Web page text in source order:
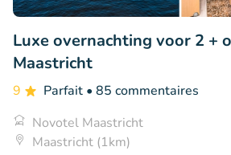
Luxe overnachting voor 2 +
Maastricht
9 Parfait • 85 commentaires
Novotel Maastricht
Maastricht (1km)